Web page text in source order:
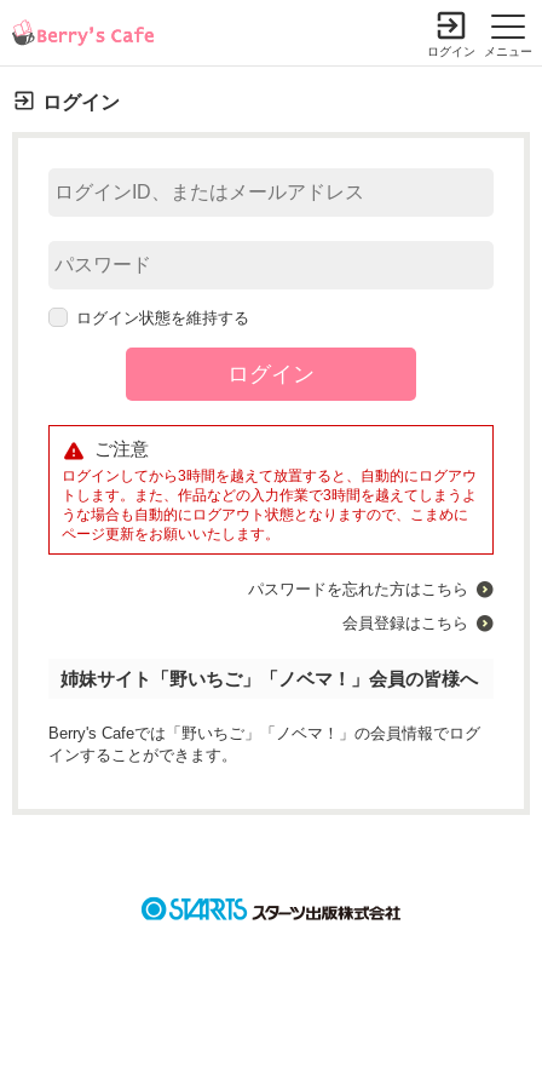
メニュー
ログイン
ログイン
ログイン状態を維持する
ご注意
ログインしてから3時間を越えて放置すると、自動的にログアウ
トします。また、作品などの入力作業で3時間を越えてしまうよ
うな場合も自動的にログアウト状態となりますので、こまめに
ページ更新をお願いいたします。
パスワードを忘れた方はこちら
会員登録はこちら
姉妹サイト「野いちご」「ノベマ！」会員の皆様へ
Berry's Cafeでは「野いちご」「ノベマ！」の会員情報でログ
インすることができます。